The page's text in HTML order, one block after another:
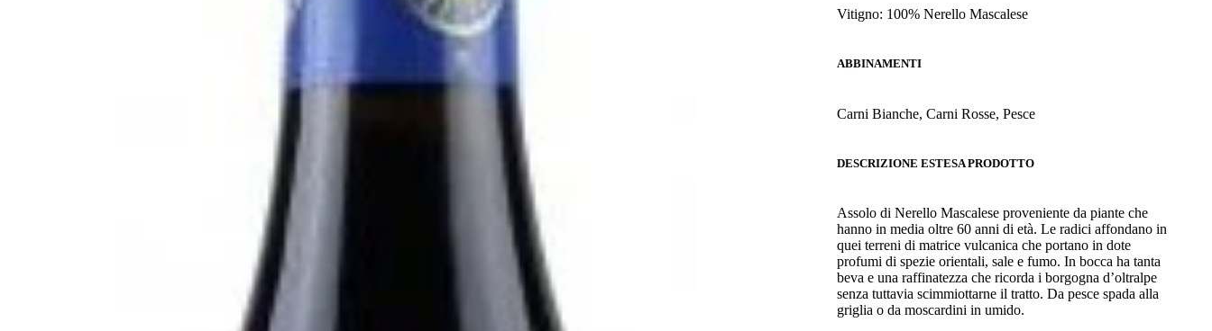
Vitigno: 100% Nerello Mascalese
ABBINAMENTI
Carni Bianche, Carni Rosse, Pesce
DESCRIZIONE ESTESA PRODOTTO
Assolo di Nerello Mascalese proveniente da piante che
hanno in media oltre 60 anni di età. Le radici affondano in
quei terreni di matrice vulcanica che portano in dote
profumi di spezie orientali, sale e fumo. In bocca ha tanta
beva e una raffinatezza che ricorda i borgogna d’oltralpe
senza tuttavia scimmiottarne il tratto. Da pesce spada alla
griglia o da moscardini in umido.